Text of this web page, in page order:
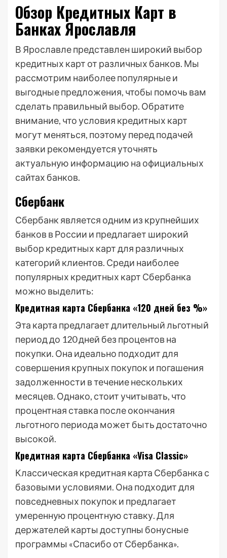
Обзор Кредитных Карт в
Банках Ярославля
В Ярославле представлен широкий выбор
кредитных карт от различных банков. Мы
рассмотрим наиболее популярные и
выгодные предложения, чтобы помочь вам
сделать правильный выбор. Обратите
внимание, что условия кредитных карт
могут меняться, поэтому перед подачей
заявки рекомендуется уточнять
актуальную информацию на официальных
сайтах банков.
Сбербанк
Сбербанк является одним из крупнейших
банков в России и предлагает широкий
выбор кредитных карт для различных
категорий клиентов. Среди наиболее
популярных кредитных карт Сбербанка
можно выделить:
Кредитная карта Сбербанка «120 дней без %»
Эта карта предлагает длительный льготный
период до 120 дней без процентов на
покупки. Она идеально подходит для
совершения крупных покупок и погашения
задолженности в течение нескольких
месяцев. Однако, стоит учитывать, что
процентная ставка после окончания
льготного периода может быть достаточно
высокой.
Кредитная карта Сбербанка «Visa Classic»
Классическая кредитная карта Сбербанка с
базовыми условиями. Она подходит для
повседневных покупок и предлагает
умеренную процентную ставку. Для
держателей карты доступны бонусные
программы «Спасибо от Сбербанка».